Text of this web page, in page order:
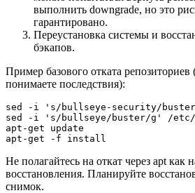
выполнить downgrade, но это
гарантировано.
Переустановка системы и
бэкапов.
Пример базового отката репозиториев
понимаете последствия):
sed -i 's/bullseye-security/
sed -i 's/bullseye/buster/g' /
apt-get update
apt-get -f install
Не полагайтесь на откат через apt как
восстановления. Планируйте
снимок.